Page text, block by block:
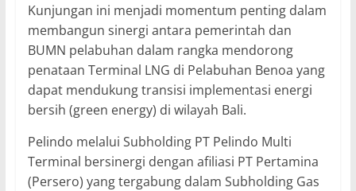
Kunjungan ini menjadi momentum penting dalam
membangun sinergi antara pemerintah dan
BUMN pelabuhan dalam rangka mendorong
penataan Terminal LNG di Pelabuhan Benoa yang
dapat mendukung transisi implementasi energi
bersih (green energy) di wilayah Bali.
Pelindo melalui Subholding PT Pelindo Multi
Terminal bersinergi dengan afiliasi PT Pertamina
(Persero) yang tergabung dalam Subholding Gas